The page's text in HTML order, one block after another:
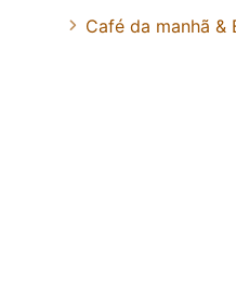
Café da manhã &